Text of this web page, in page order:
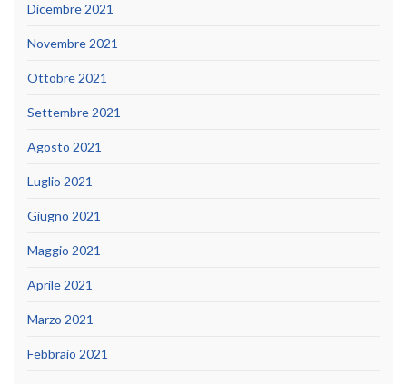
Dicembre 2021
Novembre 2021
Ottobre 2021
Settembre 2021
Agosto 2021
Luglio 2021
Giugno 2021
Maggio 2021
Aprile 2021
Marzo 2021
Febbraio 2021